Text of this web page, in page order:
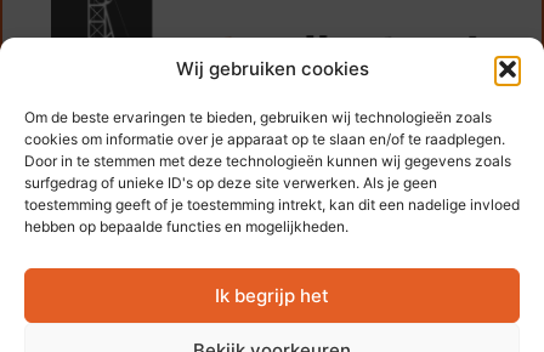
Wij gebruiken cookies
Om de beste ervaringen te bieden, gebruiken wij technologieën zoals
cookies om informatie over je apparaat op te slaan en/of te raadplegen.
Door in te stemmen met deze technologieën kunnen wij gegevens zoals
surfgedrag of unieke ID's op deze site verwerken. Als je geen
toestemming geeft of je toestemming intrekt, kan dit een nadelige invloed
hebben op bepaalde functies en mogelijkheden.
Ik begrijp het
6162 AL Geleen
+31 631 911 911
info@automijnstreek.nl